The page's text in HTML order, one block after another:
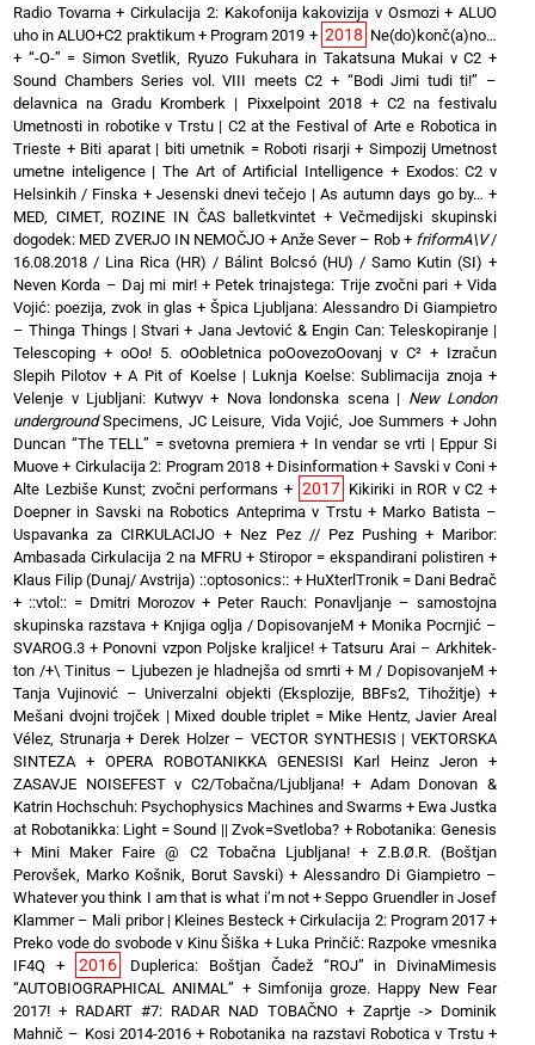
Radio Tovarna+Cirkulacija 2: Kakofonija kakovizija v Osmozi+ALUO
uho in ALUO+C2 praktikum+ Program 2019 + 2018 Ne(do)konč(a)no…
+ “-O-” = Simon Svetlik, Ryuzo Fukuhara in Takatsuna Mukai v C2 +
Sound Chambers Series vol. VIII meets C2 + “Bodi Jimi tudi ti!” –
delavnica na Gradu Kromberk | Pixxelpoint 2018+ C2 na festivalu
Umetnosti in robotike v Trstu | C2 at the Festival of Arte e Robotica in
Trieste + Biti aparat | biti umetnik = Roboti risarji+ Simpozij Umetnost
umetne inteligence | The Art of Artificial Intelligence + Exodos: C2 v
Helsinkih / Finska + Jesenski dnevi tečejo | As autumn days go by… +
MED, CIMET, ROZINE IN ČAS balletkvintet +Večmedijski skupinski
dogodek: MED ZVERJO IN NEMOČJO + Anže Sever – Rob + friformA\V/
16.08.2018 / Lina Rica (HR) / Bálint Bolcsó (HU) / Samo Kutin (SI) +
Neven Korda – Daj mi mir!+ Petek trinajstega: Trije zvočni pari +Vida
Vojić: poezija, zvok in glas + Špica Ljubljana: Alessandro Di Giampietro
– Thinga Things | Stvari + Jana Jevtović & Engin Can: Teleskopiranje |
Telescoping + oOo! 5. oOobletnica poOovezoOovanj v C² + Izračun
Slepih Pilotov +A Pit of Koelse | Luknja Koelse: Sublimacija znoja+
Velenje v Ljubljani: Kutwyv+ Nova londonska scena | New London
undergroundSpecimens, JC Leisure, Vida Vojić, Joe Summers +John
Duncan “The TELL” = svetovna premiera+ In vendar se vrti | Eppur Si
Muove + Cirkulacija 2: Program 2018 + Disinformation + Savski v Coni+
Alte Lezbiše Kunst; zvočni performans + 2017 Kikiriki in ROR v C2 +
Doepner in Savski na Robotics Anteprima v Trstu+ Marko Batista –
Uspavanka za CIRKULACIJO + Nez Pez // Pez Pushing+ Maribor:
Ambasada Cirkulacija 2 na MFRU + Stiropor = ekspandirani polistiren +
Klaus Filip (Dunaj/ Avstrija) ::optosonics:: + HuXterlTronik = Dani Bedrač
+ ::vtol:: = Dmitri Morozov + Peter Rauch: Ponavljanje – samostojna
skupinska razstava+ Knjiga oglja / DopisovanjeM + Monika Pocrnjić –
SVAROG.3 + Ponovni vzpon Poljske kraljice! +Tatsuru Arai – Arkhitek-
ton /+\ Tinitus – Ljubezen je hladnejša od smrti + M / DopisovanjeM +
Tanja Vujinović – Univerzalni objekti (Eksplozije, BBFs2, Tihožitje) +
Mešani dvojni trojček | Mixed double triplet = Mike Hentz, Javier Areal
Vélez, Strunarja+ Derek Holzer – VECTOR SYNTHESIS | VEKTORSKA
SINTEZA + OPERA ROBOTANIKKA GENESISI Karl Heinz Jeron +
ZASAVJE NOISEFEST v C2/Tobačna/Ljubljana!+ Adam Donovan &
Katrin Hochschuh: Psychophysics Machines and Swarms + Ewa Justka
at Robotanikka: Light = Sound || Zvok=Svetloba? + Robotanika: Genesis
+ Mini Maker Faire @ C2 Tobačna Ljubljana!+ Z.B.Ø.R. (Boštjan
Perovšek, Marko Košnik, Borut Savski) +Alessandro Di Giampietro –
Whatever you think I am that is what i’m not+Seppo Gruendler in Josef
Klammer – Mali pribor | Kleines Besteck +Cirkulacija 2: Program 2017+
Preko vode do svobode v Kinu Šiška + Luka Prinčič: Razpoke vmesnika
IF4Q + 2016
Duplerica: Boštjan Čadež “ROJ” in DivinaMimesis
“AUTOBIOGRAPHICAL ANIMAL” + Simfonija groze. Happy New Fear
2017! + RADART #7: RADAR NAD TOBAČNO + Zaprtje -> Dominik
Mahnič – Kosi 2014-2016+ Robotanika na razstavi Robotica v Trstu+